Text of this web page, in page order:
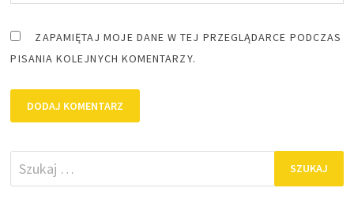
ZAPAMIĘTAJ MOJE DANE W TEJ PRZEGLĄDARCE PODCZAS
PISANIA KOLEJNYCH KOMENTARZY.
Szukaj: